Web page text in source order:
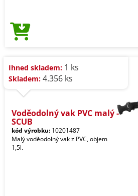
Ihned skladem: 1 ks
Skladem: 4.356 ks
Voděodolný vak PVC malý -
SCUB
kód výrobku: 10201487
Malý voděodolný vak z PVC, objem
1,5l.